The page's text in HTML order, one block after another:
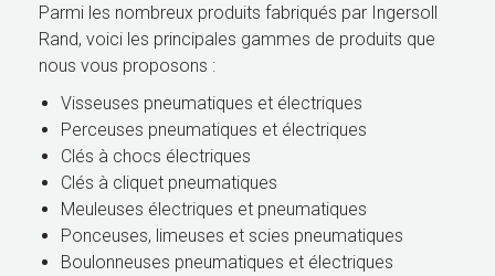
Parmi les nombreux produits fabriqués par Ingersoll
Rand, voici les principales gammes de produits que
nous vous proposons :
Visseuses pneumatiques et électriques
Perceuses pneumatiques et électriques
Clés à chocs électriques
Clés à cliquet pneumatiques
Meuleuses électriques et pneumatiques
Ponceuses, limeuses et scies pneumatiques
Boulonneuses pneumatiques et électriques